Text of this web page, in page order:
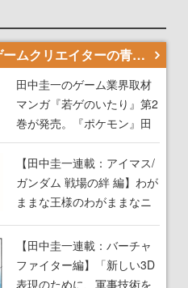
若ゲのいたり〜ゲームクリエイターの青春〜
田中圭一のゲーム業界取材
マンガ『若ゲのいたり』第2
巻が発売。『ポケモン』田
尻智さん、『ゼビウス』遠
藤雅伸さんらの貴重なエピ
ソードを収録
【田中圭一連載：アイマス/
ガンダム 戦場の絆 編】わが
ままな王様のわがままなニ
ーズを満たす！──小山順一
朗が貫く姿勢に、ゲームク
リエイターとしての矜持を
見た【若ゲのいたり最終
【田中圭一連載：バーチャ
ファイター編】「新しい3D
表現のために、軍事技術を